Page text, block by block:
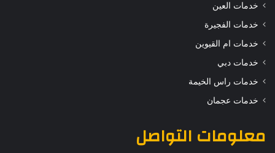
خدمات العين
خدمات الفجيرة
خدمات ام القيوين
خدمات دبي
خدمات راس الخيمة
خدمات عجمان
معلومات التواصل